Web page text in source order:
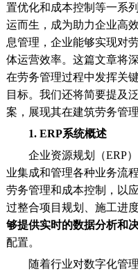
置优化和成本控制等一系
运而生，成为助力企业高
息管理，企业能够实现对
体运营效率。这篇文章将
在劳务管理过程中发挥关
目标。我们还将简要提及
案，展现其在建筑劳务管
1. ERP系统概述
企业资源规划（ERP）
业集成和管理各种业务流
劳务管理和成本控制，以
过整合项目规划、施工进
够提供实时的数据分析和
配置。
随着行业对数字化管理